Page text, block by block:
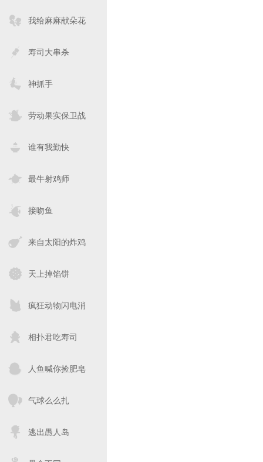
我给麻麻献朵花
寿司大串杀
神抓手
劳动果实保卫战
谁有我勤快
最牛射鸡师
接吻鱼
来自太阳的炸鸡
天上掉馅饼
疯狂动物闪电消
相扑君吃寿司
人鱼喊你捡肥皂
气球么么扎
逃出愚人岛